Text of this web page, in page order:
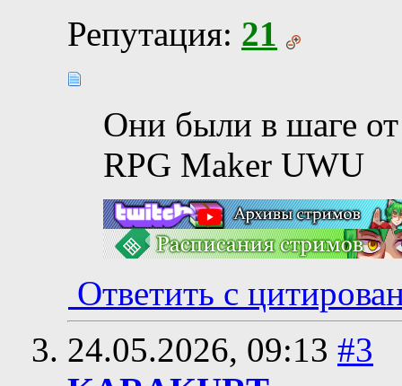
Репутация: 21
Они были в шаге от
RPG Maker UWU
Ответить с
24.05.2026, 09:13 #3